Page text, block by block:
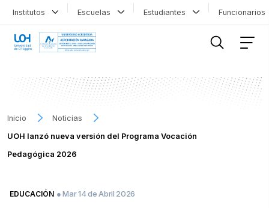
Institutos Escuelas Estudiantes
Inicio
Noticias
UOH lanzó nueva versión del Programa Vocación
Pedagógica 2026
EDUCACIÓN ● Mar 14 de Abril 2026